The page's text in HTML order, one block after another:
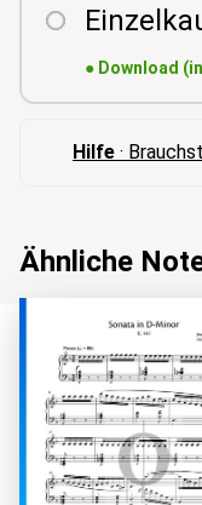
Wird geladen...
● Download
Hilfe ·
Ähnliche